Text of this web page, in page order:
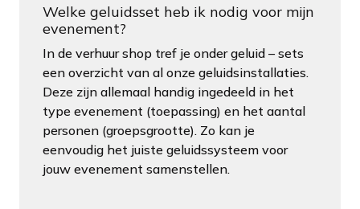
Welke geluidsset heb ik nodig voor mijn
evenement?
In de verhuur shop tref je onder geluid – sets
een overzicht van al onze geluidsinstallaties.
Deze zijn allemaal handig ingedeeld in het
type evenement (toepassing) en het aantal
personen (groepsgrootte). Zo kan je
eenvoudig het juiste geluidssysteem voor
jouw evenement samenstellen.